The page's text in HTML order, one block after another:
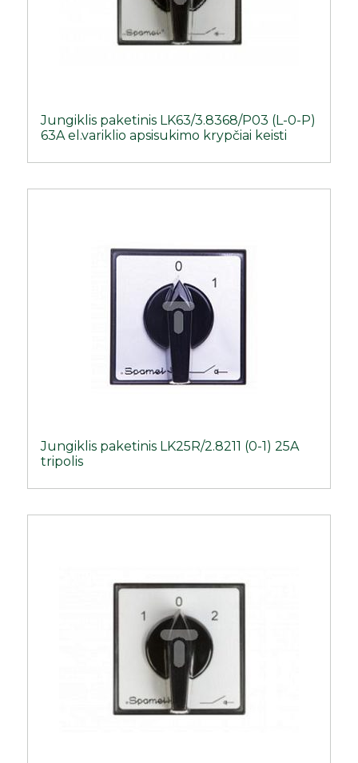
Jungiklis paketinis LK63/3.8368/P03 (L-0-P)
63A el.variklio apsisukimo krypčiai keisti
Jungiklis paketinis LK25R/2.8211 (0-1) 25A
tripolis